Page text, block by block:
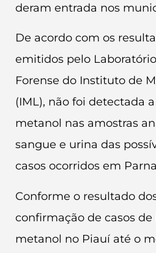
deram entrada nos
De acordo com os
emitidos pelo
Forense do Instituto de
(IML), não foi detectada
metanol nas amostras
sangue e urina das
casos ocorridos em
Conforme o resultado
confirmação de casos
metanol no Piauí até o